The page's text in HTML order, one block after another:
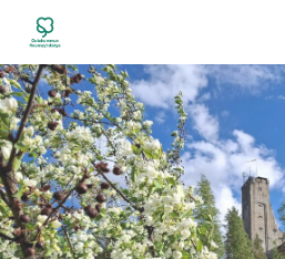
Siirry
sivun
sisältöön
Outokummun Reumayhdistys ry